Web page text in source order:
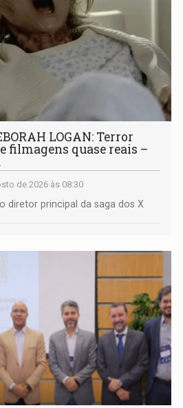
LOGAN: Terror
filmagens quase reais –
de 2026 às 08:30
diretor principal da saga dos X